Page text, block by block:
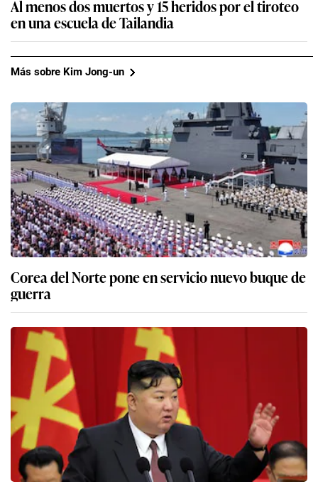
Al menos dos muertos y 15 heridos por el tiroteo
en una escuela de Tailandia
Más sobre Kim Jong-un
Corea del Norte pone en servicio nuevo buque de
guerra